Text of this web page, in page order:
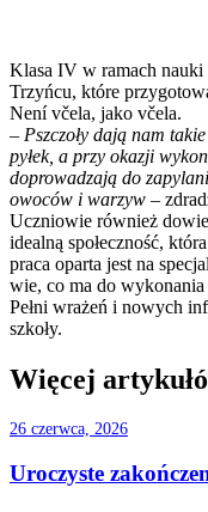
Klasa IV w ramach nauki
Trzyńcu, które
Není včela, jako včela.
– Pszczoły dają nam
pyłek, a przy okazji
doprowadzają do
owoców i warzyw –
Uczniowie również
idealną społeczność,
praca oparta jest na
wie, co ma do
Pełni wrażeń i nowych
szkoły.
Więcej
26 czerwca, 2026
Uroczyste